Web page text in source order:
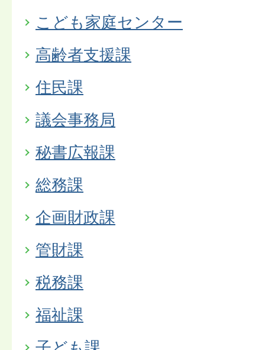
こども家庭センター
高齢者支援課
住民課
議会事務局
秘書広報課
総務課
企画財政課
管財課
税務課
福祉課